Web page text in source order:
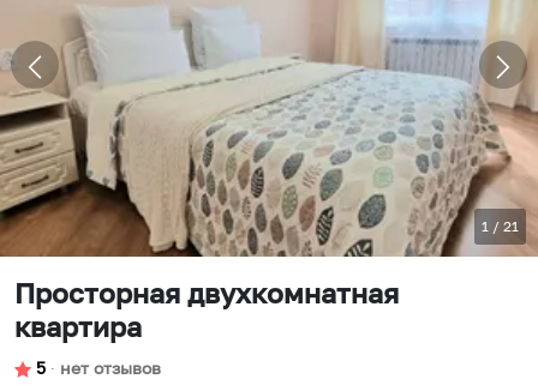
1 / 21
Просторная двухкомнатная
квартира
5 ∙ нет отзывов